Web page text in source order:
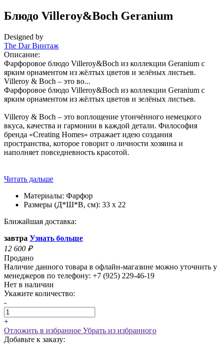
Блюдо Villeroy&Boch Geranium
Designed by
The Dar Винтаж
Описание:
Фарфоровое блюдо Villeroy&Boch из коллекции Geranium с
ярким орнаментом из жёлтых цветов и зелёных листьев.
Villeroy & Boch – это во...
Фарфоровое блюдо Villeroy&Boch из коллекции Geranium с
ярким орнаментом из жёлтых цветов и зелёных листьев.
Villeroy & Boch – это воплощение утончённого немецкого
вкуса, качества и гармонии в каждой детали. Философия
бренда «Creating Homes» отражает идею создания
пространства, которое говорит о личности хозяина и
наполняет повседневность красотой.
Читать дальше
Материалы: Фарфор
Размеры (Д*Ш*В, см): 33 x 22
Ближайшая доставка:
завтра Узнать больше
12 600 ₽
Продано
Наличие данного товара в офлайн-магазине можно уточнить у
менеджеров по телефону: +7 (925) 229-46-19
Нет в наличии
Укажите количество:
-
+
Отложить в избранное Убрать из избранного
Добавьте к заказу: